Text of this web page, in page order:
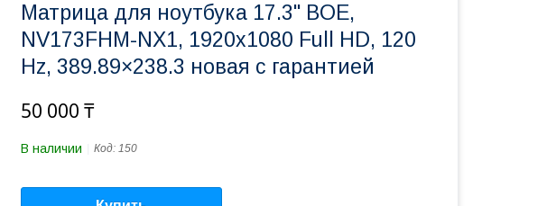
Матрица для ноутбука 17.3" BOE,
NV173FHM-NX1, 1920x1080 Full HD, 120
Hz, 389.89×238.3 новая с гарантией
50 000 ₸
В наличии Код: 150